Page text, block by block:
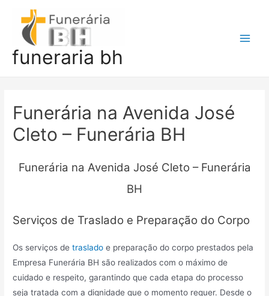
conteúdo
funeraria bh
Funerária na Avenida José
Cleto – Funerária BH
Funerária na Avenida José Cleto – Funerária
BH
Serviços de Traslado e Preparação do Corpo
Os serviços detraslado e preparação do corpo prestados pela
Empresa Funerária BH são realizados com o máximo de
cuidado e respeito, garantindo que cada etapa do processo
seja tratada com a dignidade que o momento requer. Desde o